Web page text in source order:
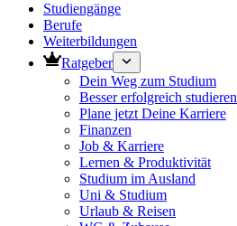
Studiengänge
Berufe
Weiterbildungen
Ratgeber
Dein Weg zum Studium
Besser erfolgreich studieren
Plane jetzt Deine Karriere
Finanzen
Job & Karriere
Lernen & Produktivität
Studium im Ausland
Uni & Studium
Urlaub & Reisen